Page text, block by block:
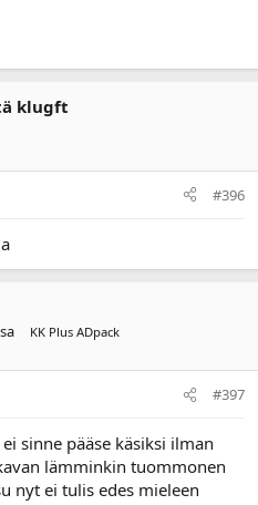
klugft
#396
KK Plus ADpack
#397
sinne pääse käsiksi ilman
lämminkin tuommonen
nyt ei tulis edes mieleen